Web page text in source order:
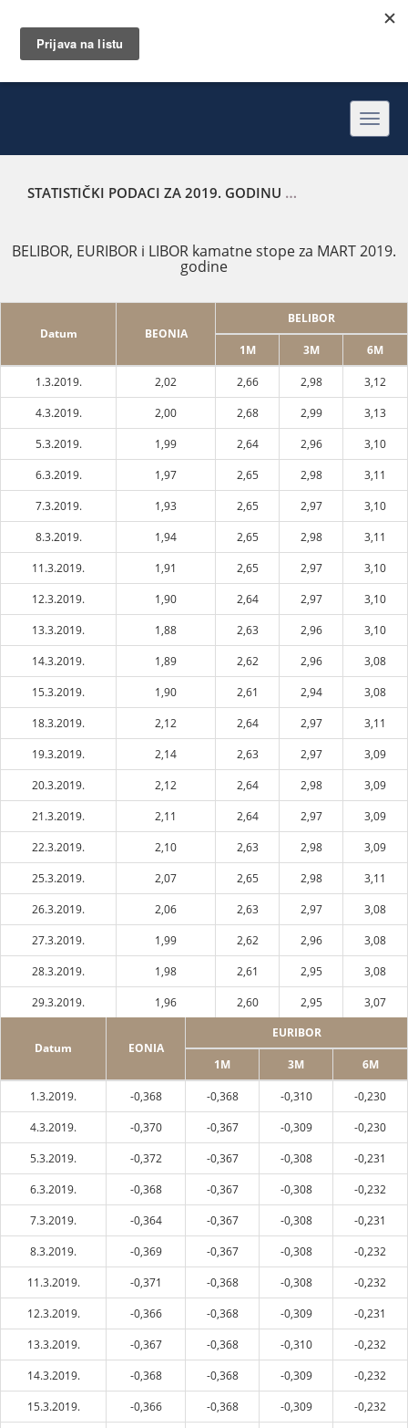
STATISTIČKI PODACI ZA 2019. GODINU
BELIBOR, EURIBOR i LIBOR kamatne stope za MART 2019.
godine
Datum BEONIA
BELIBOR
1M 3M 6M
1.3.2019. 2,02 2,66 2,98
3,12
4.3.2019.
2,00 2,68 2,99
3,13
5.3.2019.
1,99 2,64 2,96
3,10
6.3.2019.
1,97 2,65 2,98
3,11
7.3.2019.
1,93 2,65 2,97
3,10
8.3.2019.
1,94 2,65 2,98
3,11
11.3.2019.
1,91 2,65 2,97
3,10
12.3.2019.
1,90 2,64 2,97
3,10
13.3.2019.
1,88 2,63 2,96
3,10
14.3.2019.
1,89 2,62 2,96
3,08
15.3.2019.
1,90 2,61 2,94
3,08
18.3.2019.
2,12 2,64 2,97
3,11
19.3.2019.
2,14 2,63 2,97
3,09
20.3.2019.
2,12 2,64 2,98
3,09
21.3.2019.
2,11 2,64 2,97
3,09
22.3.2019.
2,10 2,63 2,98
3,09
25.3.2019.
2,07 2,65 2,98
3,11
26.3.2019.
2,06 2,63 2,97
3,08
27.3.2019.
1,99 2,62 2,96
3,08
28.3.2019.
1,98 2,61 2,95
3,08
29.3.2019.
1,96 2,60 2,95 3,07
Datum EONIA
EURIBOR
1M 3M 6M
1.3.2019. -0,368 -0,368 -0,310
-0,230
4.3.2019.
-0,370 -0,367 -0,309
-0,230
5.3.2019.
-0,372 -0,367 -0,308
-0,231
6.3.2019.
-0,368 -0,367 -0,308
-0,232
7.3.2019.
-0,364 -0,367 -0,308
-0,231
8.3.2019.
-0,369 -0,367 -0,308
-0,232
11.3.2019.
-0,371 -0,368 -0,308
-0,232
12.3.2019.
-0,366 -0,368 -0,309
-0,231
13.3.2019.
-0,367 -0,368 -0,310
-0,232
14.3.2019.
-0,368 -0,368 -0,309
-0,232
15.3.2019.
-0,366 -0,368 -0,309
-0,232